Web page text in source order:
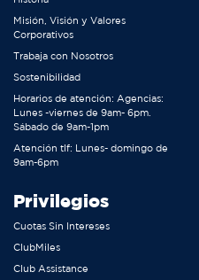
Misión, Visión y Valores
Corporativos
Trabaja con Nosotros
Sostenibilidad
Horarios de atención: Agencias:
Lunes -viernes de 9am- 6pm.
Sábado de 9am-1pm
Atención tlf: Lunes- domingo de
9am-6pm
Privilegios
Cuotas Sin Intereses
ClubMiles
Club Assistance